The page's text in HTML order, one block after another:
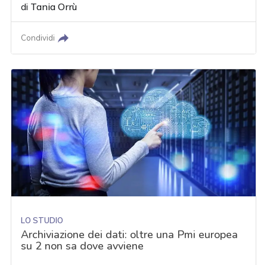
di Tania Orrù
Condividi
LO STUDIO
Archiviazione dei dati: oltre una Pmi europea
su 2 non sa dove avviene